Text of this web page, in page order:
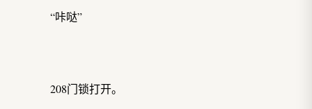
“咔哒”
208门锁打开。